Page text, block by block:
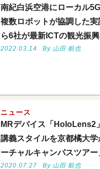
南紀白浜空港にローカル
複数ロボットが協調した
ら6社が最新ICTの観光振
2022.03.14 By 山田 航也
ニュース
MRデバイス「HoloLens2
講義スタイルを京都橘大
ーチャルキャンパスツア
2020.07.27 By 山田 航也